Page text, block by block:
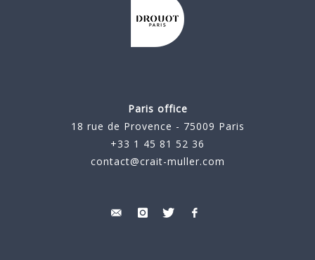
Paris office
18 rue de Provence - 75009 Paris
+33 1 45 81 52 36
contact@crait-muller.com